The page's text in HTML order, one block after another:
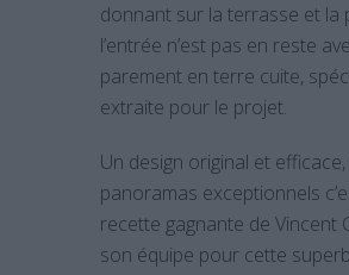
donnant sur la terrasse et la
l’entrée n’est pas en reste
parement en terre cuite,
extraite pour le projet.
Un design original et
panoramas exceptionnels
recette gagnante de Vincent
son équipe pour cette